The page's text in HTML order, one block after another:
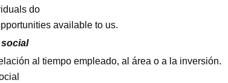
do
available to us.
al tiempo empleado, al área o a la inversión.